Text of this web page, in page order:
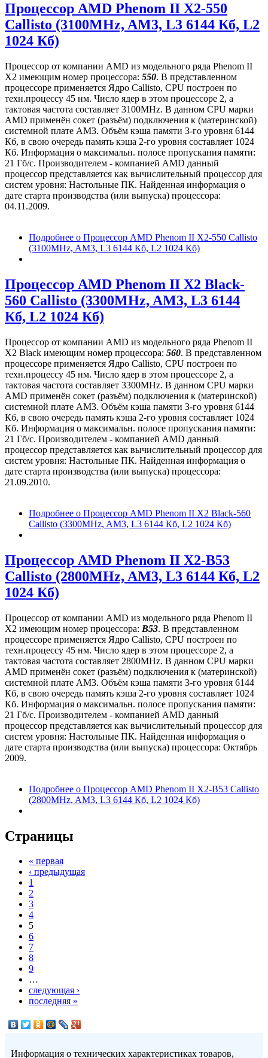
Процессор AMD Phenom II X2-550
Callisto (3100MHz, AM3, L3 6144 Кб, L2
1024 Кб)
Процессор от компании AMD из модельного ряда Phenom II
X2 имеющим номер процессора: 550. В представленном
процессоре применяется Ядро Callisto, CPU построен по
техн.процессу 45 нм. Число ядер в этом процессоре 2, а
тактовая частота составляет 3100MHz. В данном CPU марки
AMD применён сокет (разъём) подключения к (материнской)
системной плате AM3. Объём кэша памяти 3-го уровня 6144
Кб, в свою очередь память кэша 2-го уровня составляет 1024
Кб. Информация о максимальн. полосе пропускания памяти:
21 Гб/с. Производителем - компанией AMD данный
процессор представляется как вычислительный процессор для
систем уровня: Настольные ПК. Найденная информация о
дате старта производства (или выпуска) процессора:
04.11.2009.
Подробнее о Процессор AMD Phenom II X2-550 Callisto
(3100MHz, AM3, L3 6144 Кб, L2 1024 Кб)
Процессор AMD Phenom II X2 Black-
560 Callisto (3300MHz, AM3, L3 6144
Кб, L2 1024 Кб)
Процессор от компании AMD из модельного ряда Phenom II
X2 Black имеющим номер процессора: 560. В представленном
процессоре применяется Ядро Callisto, CPU построен по
техн.процессу 45 нм. Число ядер в этом процессоре 2, а
тактовая частота составляет 3300MHz. В данном CPU марки
AMD применён сокет (разъём) подключения к (материнской)
системной плате AM3. Объём кэша памяти 3-го уровня 6144
Кб, в свою очередь память кэша 2-го уровня составляет 1024
Кб. Информация о максимальн. полосе пропускания памяти:
21 Гб/с. Производителем - компанией AMD данный
процессор представляется как вычислительный процессор для
систем уровня: Настольные ПК. Найденная информация о
дате старта производства (или выпуска) процессора:
21.09.2010.
Подробнее о Процессор AMD Phenom II X2 Black-560
Callisto (3300MHz, AM3, L3 6144 Кб, L2 1024 Кб)
Процессор AMD Phenom II X2-B53
Callisto (2800MHz, AM3, L3 6144 Кб, L2
1024 Кб)
Процессор от компании AMD из модельного ряда Phenom II
X2 имеющим номер процессора: B53. В представленном
процессоре применяется Ядро Callisto, CPU построен по
техн.процессу 45 нм. Число ядер в этом процессоре 2, а
тактовая частота составляет 2800MHz. В данном CPU марки
AMD применён сокет (разъём) подключения к (материнской)
системной плате AM3. Объём кэша памяти 3-го уровня 6144
Кб, в свою очередь память кэша 2-го уровня составляет 1024
Кб. Информация о максимальн. полосе пропускания памяти:
21 Гб/с. Производителем - компанией AMD данный
процессор представляется как вычислительный процессор для
систем уровня: Настольные ПК. Найденная информация о
дате старта производства (или выпуска) процессора: Октябрь
2009.
Подробнее о Процессор AMD Phenom II X2-B53 Callisto
(2800MHz, AM3, L3 6144 Кб, L2 1024 Кб)
Страницы
« первая
‹ предыдущая
1
2
3
4
5
6
7
8
9
…
следующая ›
последняя »
Информация о технических характеристиках товаров,